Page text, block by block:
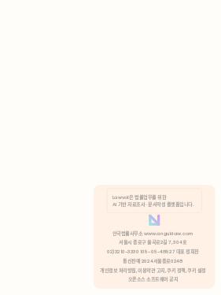
분석 쿠키 허용
Lawvot은 법률업무를 위한
AI 기반 자료조사 · 문서작성 플랫폼입니다.
안국법률사무소 www.anguklaw.com
서울시 종로구 율곡로2길 7, 304호
02)3210-3330 105-05-48527 대표 정희찬
통신판매 2024서울종로0248
개인정보 처리방침, 이용약관 고지, 쿠키 정책, 쿠키 설정
오픈소스 소프트웨어 공지